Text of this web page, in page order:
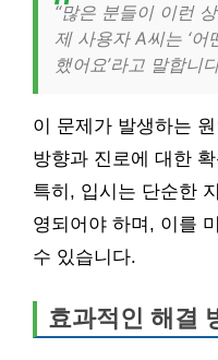
“많은 분들이 이런
제 사용자 A씨는 ‘
했어요’라고 말합니
이 문제가 발생하는
방향과 진로에 대한
특히, 입시는 단순한
영되어야 하며, 이를
수 있습니다.
효과적인 해결